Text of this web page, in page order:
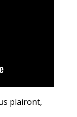
plairont,